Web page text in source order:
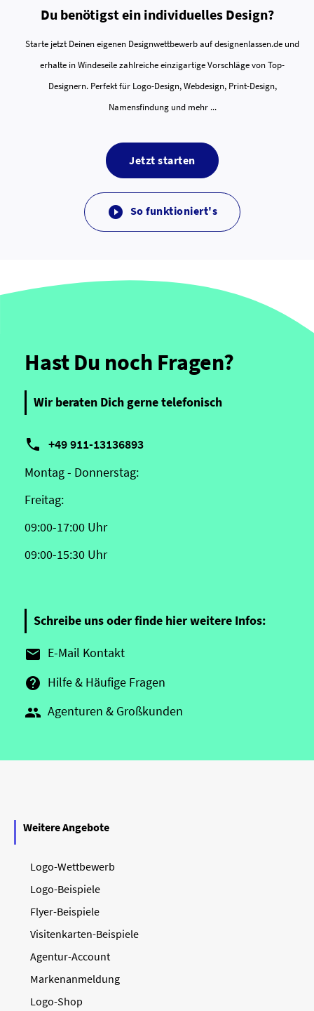
Du benötigst ein individuelles Design?
Starte jetzt Deinen eigenen Designwettbewerb auf designenlassen.de und
erhalte in Windeseile zahlreiche einzigartige Vorschläge von Top-
Designern. Perfekt für Logo-Design, Webdesign, Print-Design,
Namensfindung und mehr ...
Jetzt starten
 So funktioniert's
Hast Du noch Fragen?
Wir beraten Dich gerne telefonisch
 +49 911-13136893
Montag - Donnerstag:
Freitag:
09:00-17:00 Uhr
09:00-15:30 Uhr
Schreibe uns oder finde hier weitere Infos:
 E-Mail Kontakt
 Hilfe & Häufige Fragen
 Agenturen & Großkunden
Weitere Angebote
Logo-Wettbewerb
Logo-Beispiele
Flyer-Beispiele
Visitenkarten-Beispiele
Agentur-Account
Markenanmeldung
Logo-Shop